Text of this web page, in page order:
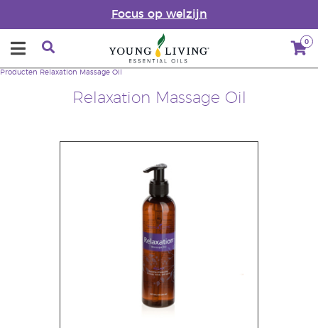
Focus op welzijn
0
Relaxation Massage Oil
Producten Relaxation Massage Oil